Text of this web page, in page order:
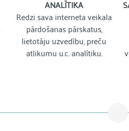
ANALĪTIKA
Redzi sava interneta veikala
pārdošanas pārskatus,
lietotāju uzvedību, preču
atlikumu u.c. analītiku.